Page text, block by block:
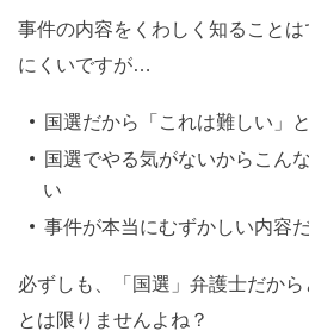
事件の内容をくわしく知ること
にくいですが…
国選だから「これは難しい」
国選でやる気がないからこん
い
事件が本当にむずかしい内容
必ずしも、「国選」弁護士だか
とは限りませんよね？